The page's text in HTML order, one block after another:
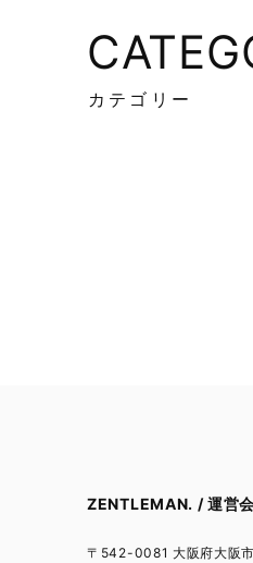
カテゴリー
ZENTLEMAN. / 運営
〒542-0081 大阪府大阪